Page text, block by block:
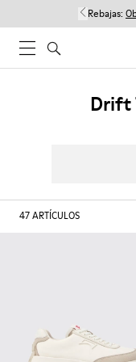
Rebajas:
Drift
47ARTÍCULOS